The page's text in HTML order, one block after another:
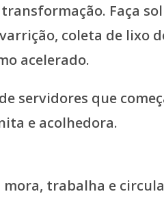
Faça
coleta de lixo
acelerado.
servidores que
e acolhedora.
mora, trabalha e